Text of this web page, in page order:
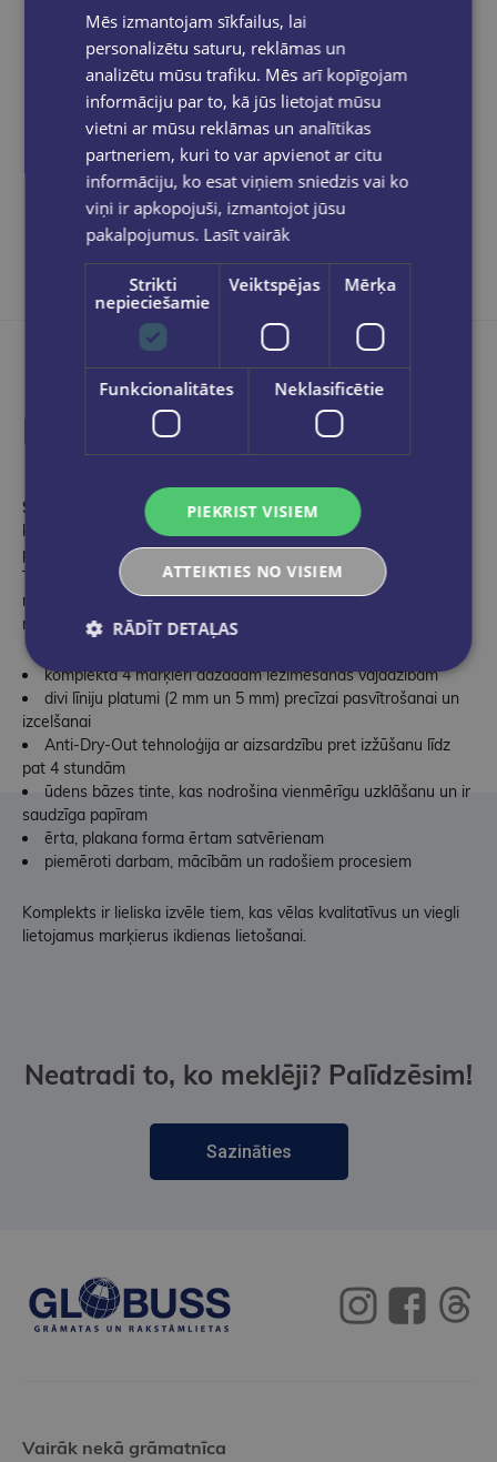
grāmatnīcā 1-5 darba dienu laikā, kad
pasūtījums būs gatavs saņemšanai, saņemsi
e-pastu un/ vai SMS.
Dalies sociālajos tīklos:
Produkta apraksts
STABILO BOSS ORIGINAL NatureCOLORS Wildflower
komplekts apvieno kvalitāti un dabas iedvesmotu estētiku,
piedāvājot četrus uzticamus marķierus ikdienas uzdevumiem.
Tie ir piemēroti gan dokumentu pārskatīšanai, gan vizuāliem un
radošiem projektiem, nodrošinot ērtu lietošanu un vienmērīgu
rezultātu.
komplektā 4 marķieri dažādām iezīmēšanas vajadzībām
divi līniju platumi (2 mm un 5 mm) precīzai pasvītrošanai un
izcelšanai
Anti-Dry-Out tehnoloģija ar aizsardzību pret izžūšanu līdz
pat 4 stundām
ūdens bāzes tinte, kas nodrošina vienmērīgu uzklāšanu un ir
saudzīga papīram
ērta, plakana forma ērtam satvērienam
piemēroti darbam, mācībām un radošiem procesiem
Komplekts ir lieliska izvēle tiem, kas vēlas kvalitatīvus un viegli
lietojamus marķierus ikdienas lietošanai.
Neatradi to, ko meklēji? Palīdzēsim!
Sazināties
Vairāk nekā grāmatnīca
Mēs izmantojam sīkfailus, lai
personalizētu saturu, reklāmas un
analizētu mūsu trafiku. Mēs arī kopīgojam
informāciju par to, kā jūs lietojat mūsu
vietni ar mūsu reklāmas un analītikas
partneriem, kuri to var apvienot ar citu
informāciju, ko esat viņiem sniedzis vai ko
viņi ir apkopojuši, izmantojot jūsu
pakalpojumus. Lasīt vairāk
Strikti
nepieciešamie
Veiktspējas Mērķa
Funkcionalitātes Neklasificētie
PIEKRIST VISIEM
ATTEIKTIES NO VISIEM
RĀDĪT DETAĻAS